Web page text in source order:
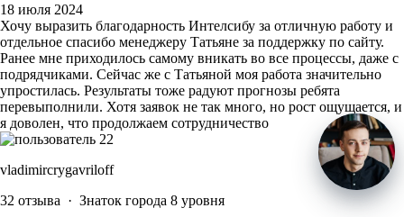
18 июля 2024
Хочу выразить благодарность Интелсибу за отличную работу и
отдельное спасибо менеджеру Татьяне за поддержку по сайту.
Ранее мне приходилось самому вникать во все процессы, даже с
подрядчиками. Сейчас же с Татьяной моя работа значительно
упростилась. Результаты тоже радуют прогнозы ребята
перевыполнили. Хотя заявок не так много, но рост ощущается, и
я доволен, что продолжаем сотрудничество
vladimircrygavriloff
32 отзыва · Знаток города 8 уровня